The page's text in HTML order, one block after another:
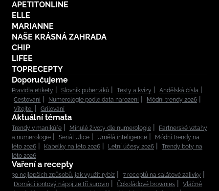
APETITONLINE
ELLE
MARIANNE
NAŠE KRÁSNÁ ZAHRADA
CHIP
LIFEE
TOPRECEPTY
Doporučujeme
Pravidla etikety Slovník puberťáků Testy a kvízy
Andělská čísla
Cestování
Numerologie podle data narození
Módní trendy 2026
Vítejte!
Grilování
Aktuální témata
Trendy v manikúře Minulé životy dle numerologie
Partnerské vztahy
a numerologie
Seriál Ulice Umělá inteligence
Módní trendy na
léto 2026
Kabelky na léto 2026 Letní účesy 2026
Trendy boty na
léto 2026
Vaření a recepty
30 nejlepších způsobů, jak využít rybíz
7 receptů na salátové zálivky
Domácí iontový nápoj ze tří surovin
Čokoládové brownies
Vláčné